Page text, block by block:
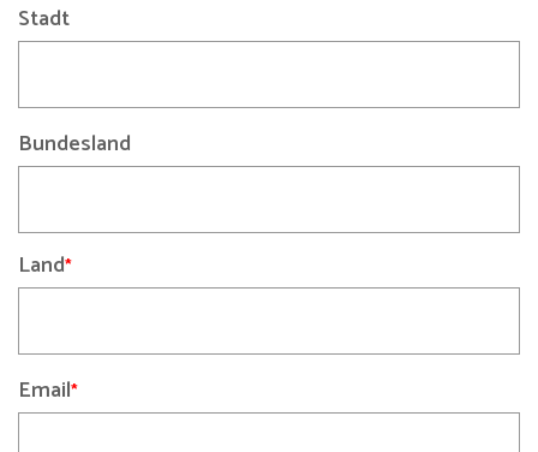
Stadt
Bundesland
Land
Email